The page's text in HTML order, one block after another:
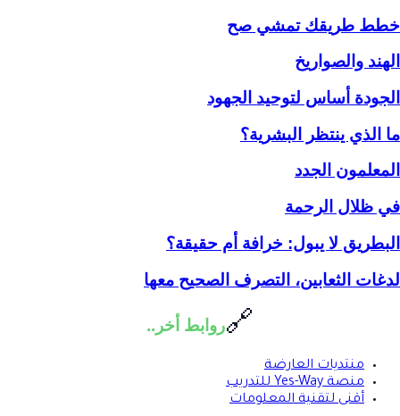
خطط طريقك تمشي صح
الهند والصواريخ
الجودة أساس لتوحيد الجهود
ما الذي ينتظر البشرية؟
المعلمون الجدد
في ظلال الرحمة
البطريق لا يبول: خرافة أم حقيقة؟
لدغات الثعابين، التصرف الصحيح معها
🔗روابط أخر..
منتديات العارضة
منصة Yes-Way للتدريب
أقنى لتقنية المعلومات